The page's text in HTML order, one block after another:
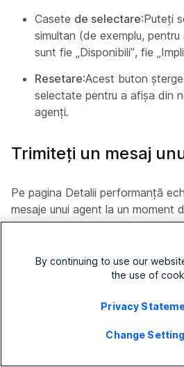
Casete de selectare:Puteți
simultan (de exemplu,
sunt fie „Disponibili”, fie
Resetare:Acest buton
selectate pentru a afișa din
agenți.
Trimiteți un mesaj
Pe pagina Detalii performanță
mesaje unui agent la un moment
send a message to multiple
messages to your agents.
Aplicația Webex.
By continuing to use our
the use of
Privacy
Change